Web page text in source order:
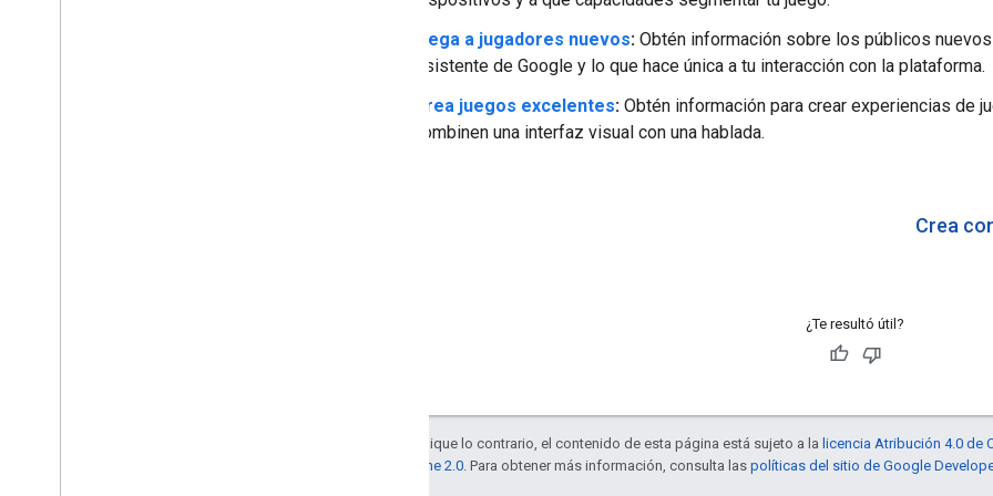
Llega a jugadores nuevos: Obtén información sobre los públicos
Asistente de Google y lo que hace única a tu interacción con la plataforma.
Crea juegos excelentes: Obtén información para crear experiencias de
combinen una interfaz visual con una hablada.
Crea
¿Te resultó útil?
Salvo que se indique lo contrario, el contenido de esta página está sujeto a la licencia Atribución 4.0 de
licencia Apache 2.0 . Para obtener más información, consulta las políticas del sitio de Google